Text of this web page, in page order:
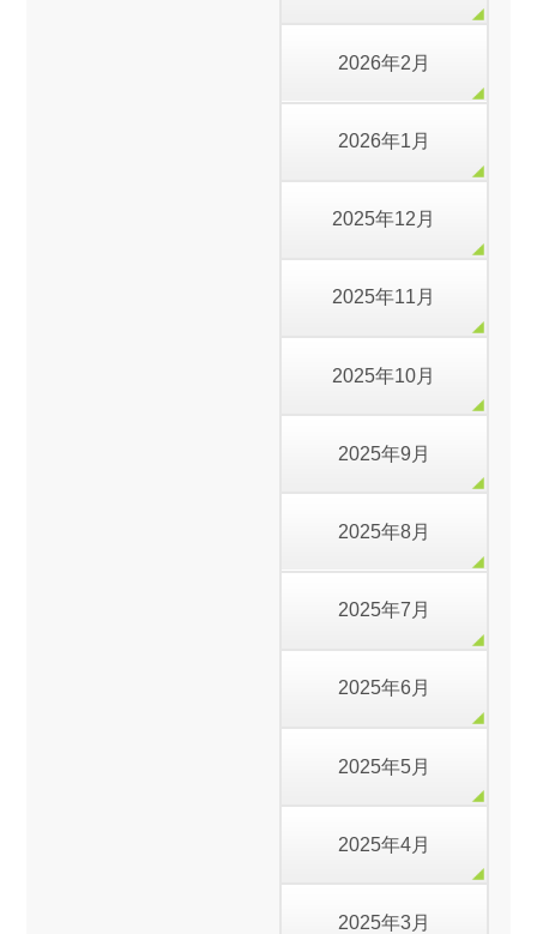
2026年2月
2026年1月
2025年12月
2025年11月
2025年10月
2025年9月
2025年8月
2025年7月
2025年6月
2025年5月
2025年4月
2025年3月